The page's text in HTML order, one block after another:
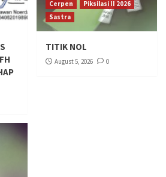
Cerpen
Piksilasi II 2026
Sastra
TITIK NOL
August 5, 2026 0